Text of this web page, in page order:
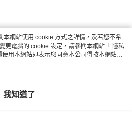
本網站使用 cookie 方式之詳情，及若您不希
更電腦的 cookie 設定，請參閱本網站「 隱私
用本網站即表示您同意本公司得按本網站使
我知道了